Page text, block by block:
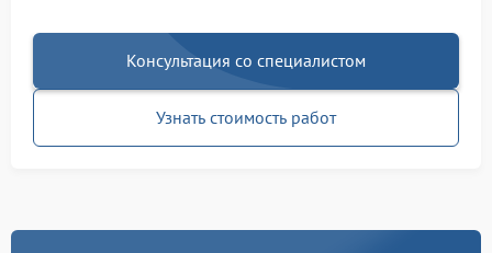
Консультация со специалистом
Узнать стоимость работ